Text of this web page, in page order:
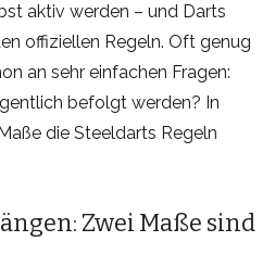
aktiv werden – und Darts
offiziellen Regeln. Oft genug
an sehr einfachen Fragen:
befolgt werden? In
die Steeldarts Regeln
Zwei Maße sind